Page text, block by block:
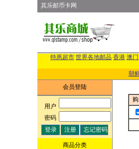
其乐邮币卡网
特惠超市 世界各地邮品 香港 澳门
朝
会员登陆
用户:
密码:
商品分类